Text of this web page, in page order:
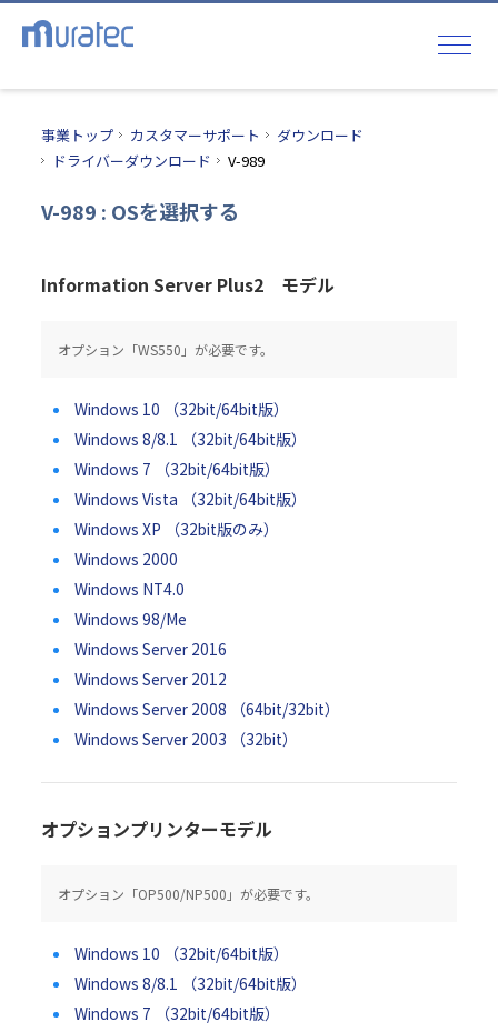
事業トップ カスタマーサポート
ダウンロード
ドライバーダウンロード
V-989
V-989 : OSを選択する
Information Server Plus2 モデル
オプション「WS550」が必要です。
Windows 10 （32bit/64bit版）
Windows 8/8.1 （32bit/64bit版）
Windows 7 （32bit/64bit版）
Windows Vista （32bit/64bit版）
Windows XP （32bit版のみ）
Windows 2000
Windows NT4.0
Windows 98/Me
Windows Server 2016
Windows Server 2012
Windows Server 2008 （64bit/32bit）
Windows Server 2003 （32bit）
オプションプリンターモデル
オプション「OP500/NP500」が必要です。
Windows 10 （32bit/64bit版）
Windows 8/8.1 （32bit/64bit版）
Windows 7 （32bit/64bit版）